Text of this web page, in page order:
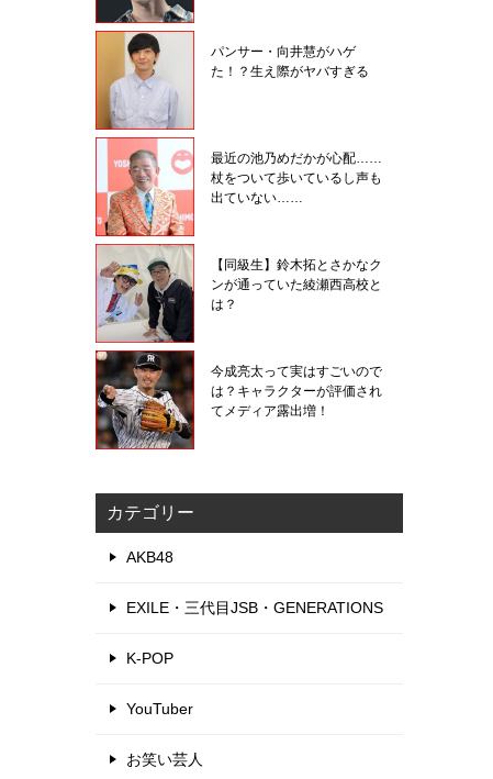
パンサー・向井慧がハゲ
た！？生え際がヤバすぎる
最近の池乃めだかが心配……
杖をついて歩いているし声も
出ていない……
【同級生】鈴木拓とさかなク
ンが通っていた綾瀬西高校と
は？
今成亮太って実はすごいので
は？キャラクターが評価され
てメディア露出増！
カテゴリー
AKB48
EXILE・三代目JSB・GENERATIONS
K-POP
YouTuber
お笑い芸人